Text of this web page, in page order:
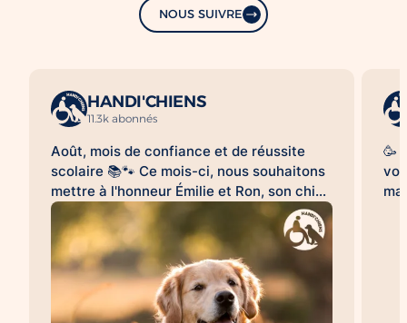
NOUS SUIVRE
HANDI'CHIENS
11.3k abonnés
Août, mois de confiance et de réussite
scolaire 📚🐾 Ce mois-ci, nous souhaitons
mettre à l'honneur Émilie et Ron, son chien
d'assistance à la réussite scolaire
HANDI'CHIENS 💛 Au quotidien, Ron
accompagne Émilie dans son collège et
l'aide à évoluer dans un environnement
scolaire avec davantage de sérénité, de
confiance et d'apaisement. Sa présence
🥳